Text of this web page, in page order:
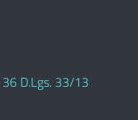
D.Lgs. 33/13